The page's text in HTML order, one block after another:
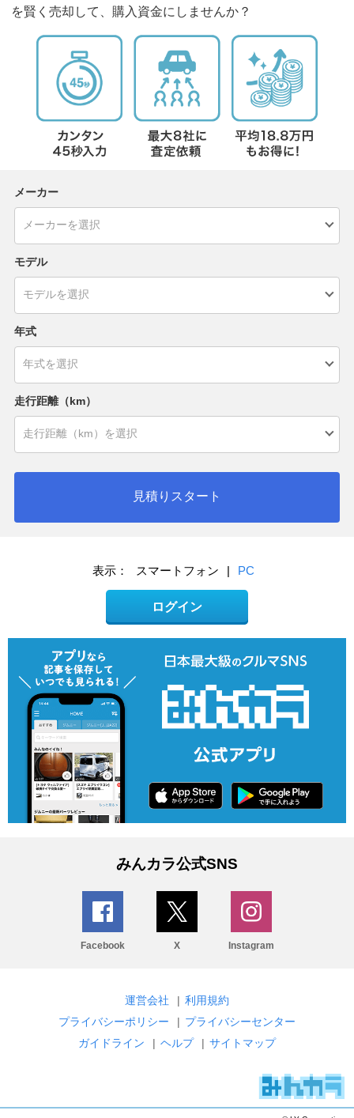
を賢く売却して、購入資金にしませんか？
メーカー
モデル
年式
走行距離（km）
見積りスタート
表示： スマートフォン | PC
ログイン
みんカラ公式SNS
Facebook X Instagram
運営会社 | 利用規約
プライバシーポリシー
| プライバシーセンター
ガイドライン
| ヘルプ | サイトマップ